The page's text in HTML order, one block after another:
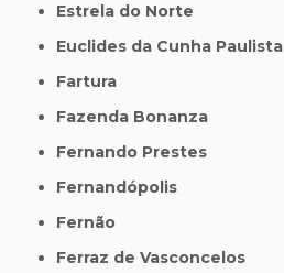
Estrela do Norte
Euclides da Cunha Paulista
Fartura
Fazenda Bonanza
Fernando Prestes
Fernandópolis
Fernão
Ferraz de Vasconcelos